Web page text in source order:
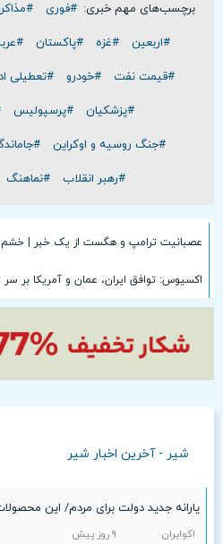
برچسب‌های مهم خبری: #فوری
#اربعین #غزه #پاکستان
#قیمت نفت #خودرو #تعطیلی
#پزشکیان #پرسپولیس
#جنگ روسیه و اوکراین
#رهبر انقلاب #نماهنگ
شیر - آخرین اخبار شیر
یارانه جدید دولت برای مردم/ این
اکوایران ٩ روز پیش